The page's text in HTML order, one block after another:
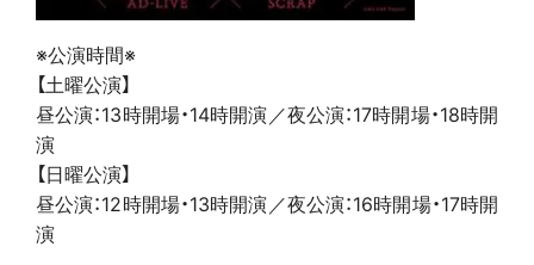
※公演時間※
【土曜公演】
昼公演：13時開場・14時開演／夜公演：17時開場・18時開
演
【日曜公演】
昼公演：12時開場・13時開演／夜公演：16時開場・17時開
演